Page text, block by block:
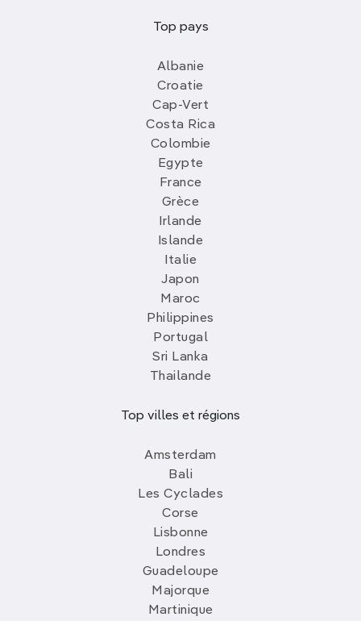
Top pays
Albanie
Croatie
Cap-Vert
Costa Rica
Colombie
Egypte
France
Grèce
Irlande
Islande
Italie
Japon
Maroc
Philippines
Portugal
Sri Lanka
Thailande
Top villes et régions
Amsterdam
Bali
Les Cyclades
Corse
Lisbonne
Londres
Guadeloupe
Majorque
Martinique